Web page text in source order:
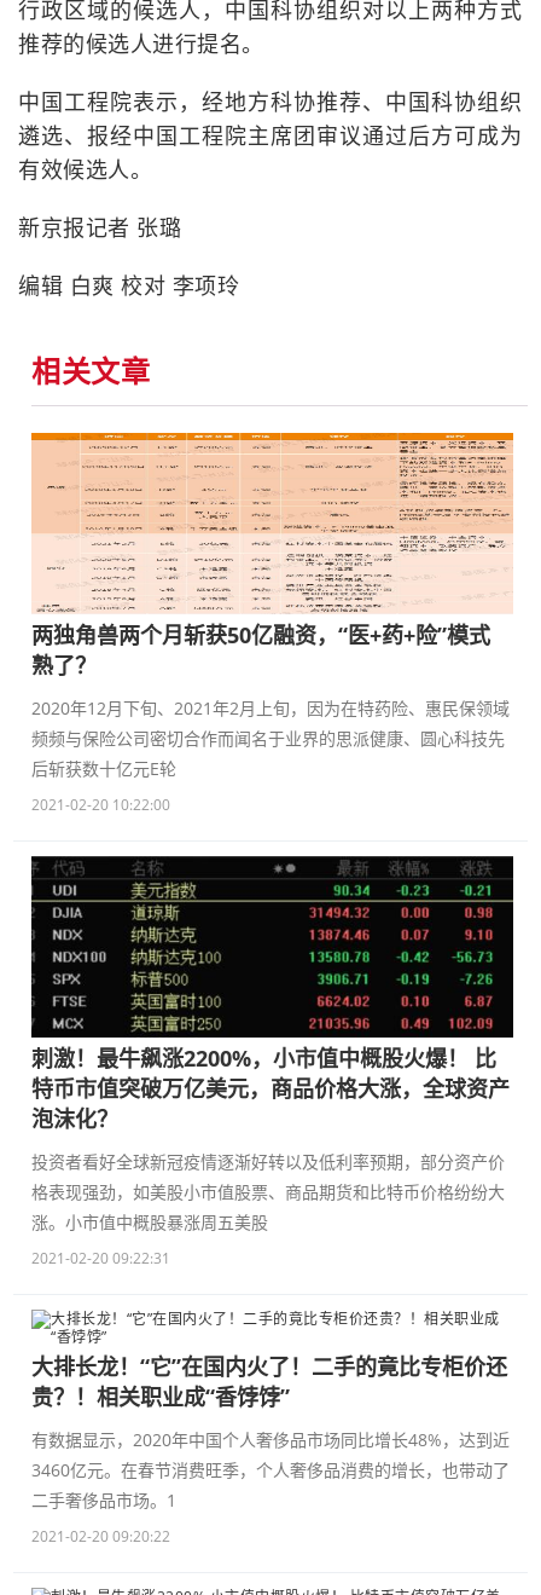
行政区域的候选人，中国科协组织对以上两种方式
推荐的候选人进行提名。
中国工程院表示，经地方科协推荐、中国科协组织
遴选、报经中国工程院主席团审议通过后方可成为
有效候选人。
新京报记者 张璐
编辑 白爽 校对 李项玲
相关文章
两独角兽两个月斩获50亿融资，“医+药+险”模式
熟了？
2020年12月下旬、2021年2月上旬，因为在特药险、惠民保领域
频频与保险公司密切合作而闻名于业界的思派健康、圆心科技先
后斩获数十亿元E轮
2021-02-20 10:22:00
刺激！最牛飙涨2200%，小市值中概股火爆！ 比
特币市值突破万亿美元，商品价格大涨，全球资产
泡沫化？
投资者看好全球新冠疫情逐渐好转以及低利率预期，部分资产价
格表现强劲，如美股小市值股票、商品期货和比特币价格纷纷大
涨。小市值中概股暴涨周五美股
2021-02-20 09:22:31
大排长龙！“它”在国内火了！二手的竟比专柜价还
贵？！相关职业成“香饽饽”
有数据显示，2020年中国个人奢侈品市场同比增长48%，达到近
3460亿元。在春节消费旺季，个人奢侈品消费的增长，也带动了
二手奢侈品市场。1
2021-02-20 09:20:22